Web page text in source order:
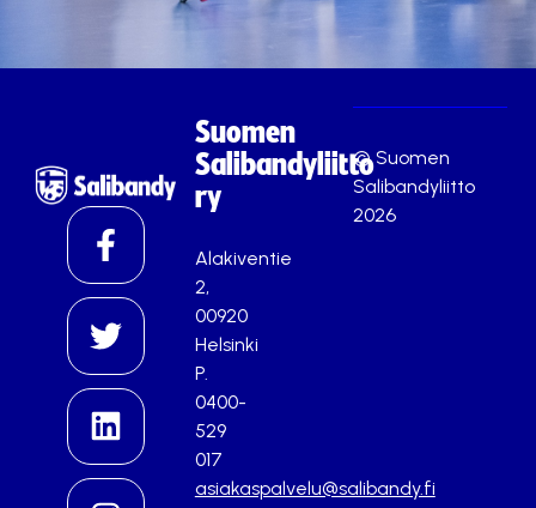
Suomen
Salibandyliitto
ry
Alakiventie
2,
00920
Helsinki
P.
0400-
529
017
asiakaspalvelu@salibandy.fi
© Suomen
Salibandyliitto
2026